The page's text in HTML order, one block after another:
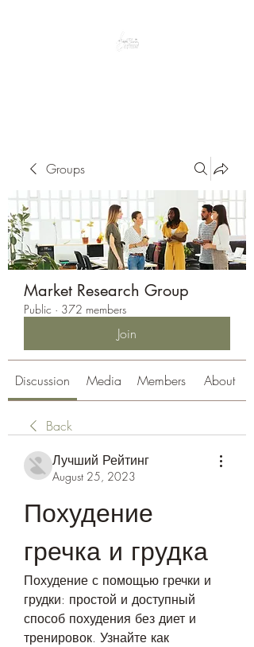
Groups
Market Research Group
Public · 372 members
Join
Discussion Media Members About
Back
Лучший Рейтинг
August 25, 2023
Похудение
гречка и грудка
Похудение с помощью гречки и
грудки: простой и доступный
способ похудения без диет и
тренировок. Узнайте как